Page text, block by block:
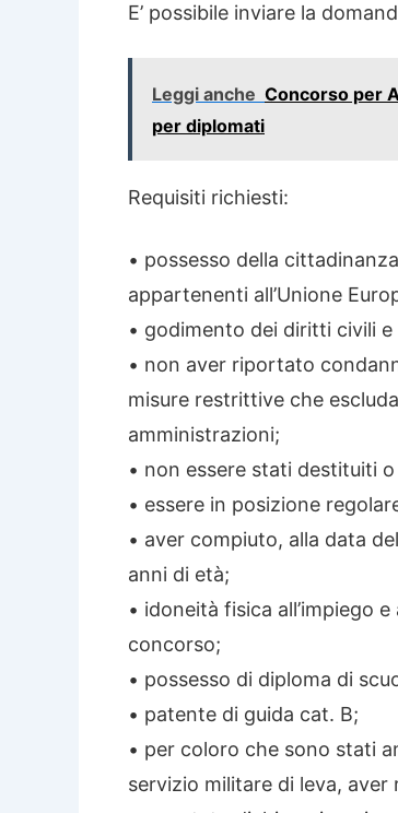
E’ possibile inviare la
Leggi anche Concorso per
per diplomati
Requisiti richiesti:
• possesso della
appartenenti all’Unione
• godimento dei diritti civili e
• non aver riportato
misure restrittive che
amministrazioni;
• non essere stati destituiti
• essere in posizione
• aver compiuto, alla data
anni di età;
• idoneità fisica all’impiego
concorso;
• possesso di diploma di
• patente di guida cat. B;
• per coloro che sono stati
servizio militare di leva,